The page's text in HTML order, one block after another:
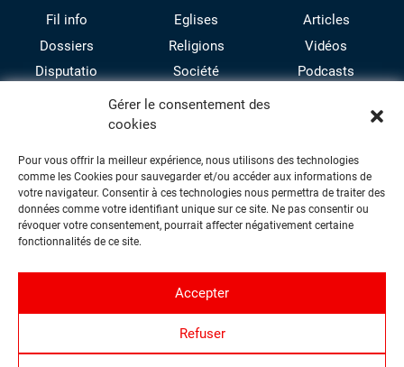
Gérer le consentement des
cookies
Pour vous offrir la meilleur expérience, nous utilisons des technologies
comme les Cookies pour sauvegarder et/ou accéder aux informations de
votre navigateur. Consentir à ces technologies nous permettra de traiter des
données comme votre identifiant unique sur ce site. Ne pas consentir ou
révoquer votre consentement, pourrait affecter négativement certaine
fonctionnalités de ce site.
Accepter
Refuser
Fil info
Dossiers
Disputatio
Eglises
Religions
Société
Culture
Articles
Vidéos
Podcasts
facebook
Contact
Proposer une contribution